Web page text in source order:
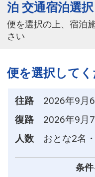
泊 交通宿泊選択
便を選択の上、宿泊
さい
便を選択して
往路
2026年9月
復路
2026年9月
人数
おとな2名
条